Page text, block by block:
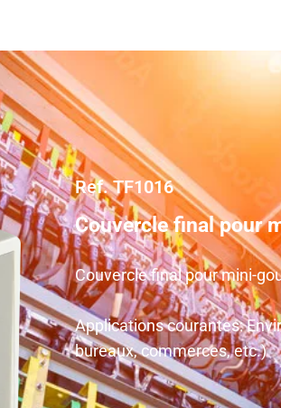
Ref. TF1016
Couvercle final pour
Couvercle final pour mini-
Applications courantes:
bureaux, commerces, etc.)